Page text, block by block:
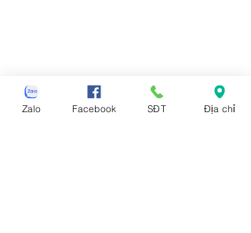
Zalo Facebook SĐT Địa chỉ